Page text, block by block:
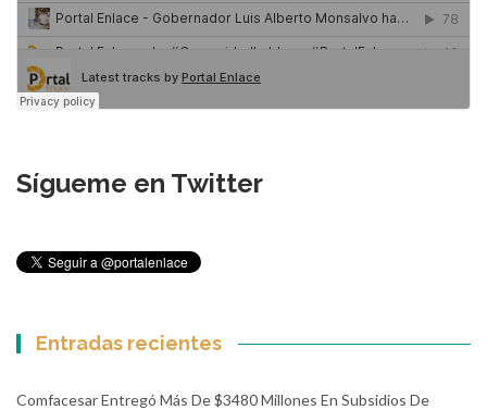
Sígueme en Twitter
Entradas recientes
Comfacesar Entregó Más De $3480 Millones En Subsidios De